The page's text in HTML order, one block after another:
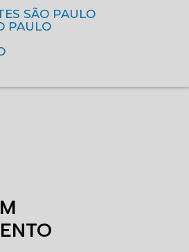
SÃO PAULO
PAULO